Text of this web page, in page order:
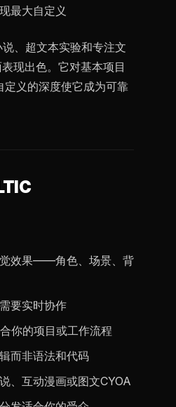
最大自定义
、超文本实验和专注文
现出色。它对基本项目
定义的深度使它成为可靠
效果——角色、场景、背
要实时协作
你的项目或工作流程
而非语法和代码
、互动漫画或图文CYOA